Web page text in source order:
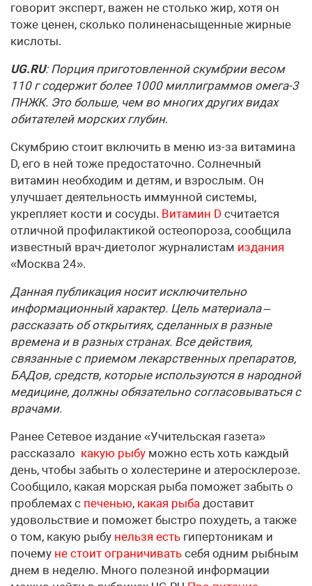
говорит эксперт, важен не столько жир, хотя он
тоже ценен, сколько полиненасыщенные жирные
кислоты.
UG.RU: Порция приготовленной скумбрии весом
110 г содержит более 1000 миллиграммов омега-3
ПНЖК. Это больше, чем во многих других видах
обитателей морских глубин.
Скумбрию стоит включить в меню из-за витамина
D, его в ней тоже предостаточно. Солнечный
витамин необходим и детям, и взрослым. Он
улучшает деятельность иммунной системы,
укрепляет кости и сосуды. Витамин D считается
отличной профилактикой остеопороза, сообщила
известный врач-диетолог журналистам издания
«Москва 24».
Данная публикация носит исключительно
информационный характер. Цель материала –
рассказать об открытиях, сделанных в разные
времена и в разных странах. Все действия,
связанные с приемом лекарственных препаратов,
БАДов, средств, которые используются в народной
медицине, должны обязательно согласовываться с
врачами.
Ранее Сетевое издание «Учительская газета»
рассказало какую рыбу можно есть хоть каждый
день, чтобы забыть о холестерине и атеросклерозе.
Сообщило, какая морская рыба поможет забыть о
проблемах с печенью, какая рыба доставит
удовольствие и поможет быстро похудеть, а также
о том, какую рыбу нельзя есть гипертоникам и
почему не стоит ограничивать себя одним рыбным
днем в неделю. Много полезной информации